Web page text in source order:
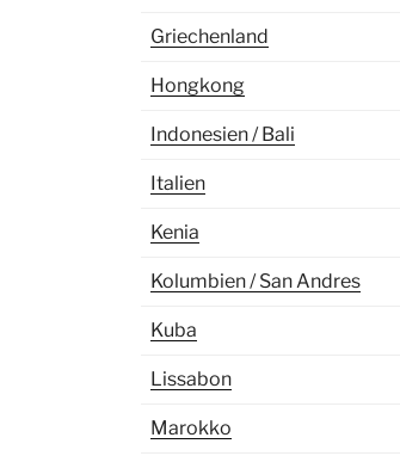
Griechenland
Hongkong
Indonesien / Bali
Italien
Kenia
Kolumbien / San Andres
Kuba
Lissabon
Marokko